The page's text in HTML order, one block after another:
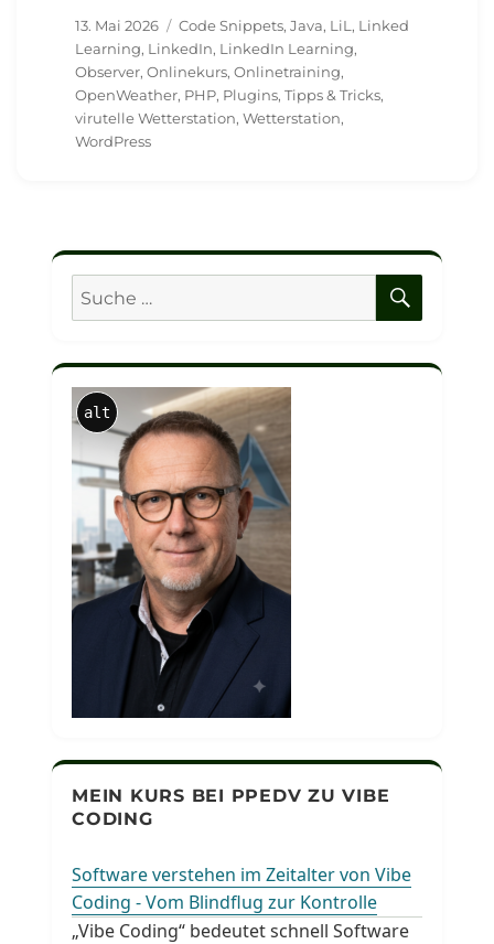
Veröffentlicht
am
13. Mai 2026 Schlagwörter
Code Snippets,Java, LiL , Linked
Learning, LinkedIn, LinkedIn Learning,
Observer,Onlinekurs,Onlinetraining,
OpenWeather, PHP, Plugins,Tipps & Tricks,
virutelle Wetterstation,Wetterstation,
WordPress
Suche
nach:
alt
MEIN KURS BEI PPEDV ZU VIBE
CODING
Software verstehen im Zeitalter von Vibe
Coding - Vom Blindflug zur Kontrolle
„Vibe Coding“ bedeutet schnell Software